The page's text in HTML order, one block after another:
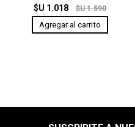
$U 1.018
$U 1.590